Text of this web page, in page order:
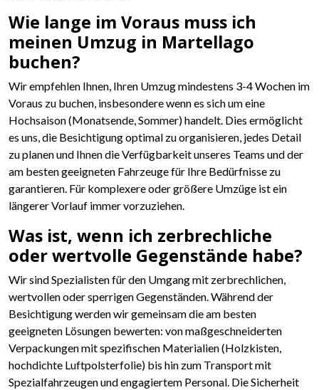
Wie lange im Voraus muss ich
meinen Umzug in Martellago
buchen?
Wir empfehlen Ihnen, Ihren Umzug mindestens 3-4 Wochen im
Voraus zu buchen, insbesondere wenn es sich um eine
Hochsaison (Monatsende, Sommer) handelt. Dies ermöglicht
es uns, die Besichtigung optimal zu organisieren, jedes Detail
zu planen und Ihnen die Verfügbarkeit unseres Teams und der
am besten geeigneten Fahrzeuge für Ihre Bedürfnisse zu
garantieren. Für komplexere oder größere Umzüge ist ein
längerer Vorlauf immer vorzuziehen.
Was ist, wenn ich zerbrechliche
oder wertvolle Gegenstände habe?
Wir sind Spezialisten für den Umgang mit zerbrechlichen,
wertvollen oder sperrigen Gegenständen. Während der
Besichtigung werden wir gemeinsam die am besten
geeigneten Lösungen bewerten: von maßgeschneiderten
Verpackungen mit spezifischen Materialien (Holzkisten,
hochdichte Luftpolsterfolie) bis hin zum Transport mit
Spezialfahrzeugen und engagiertem Personal. Die Sicherheit